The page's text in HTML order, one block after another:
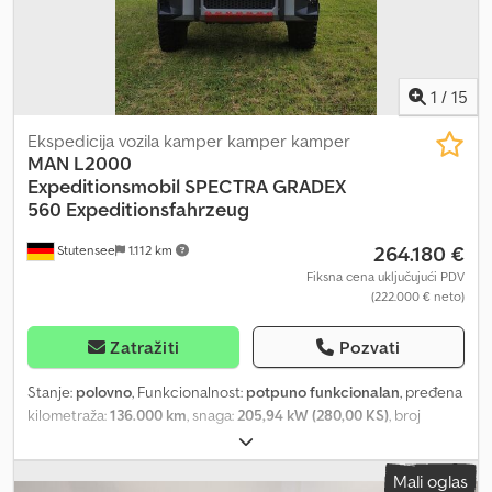
1 / 15
Stutensee 1.112 km
Ekspedicija vozila kamper kamper kamper
MAN L2000
Expeditionsmobil SPECTRA GRADEX
560 Expeditionsfahrzeug
264.180 €
Fiksna cena uključujući PDV
(222.000 € neto)
Zatražiti Pozvati
Stanje: polovno, Funkcionalnost: potpuno funkcionalan, pređena
kilometraža:136.000 km, snaga:205,94 kW (280,00 KS), broj
, vrsta goriva:
mehanički, boja:siva, prva registracija:04/1998, ukupna dužina:
8.600 mm, ukupna širina:2.550 mm, ukupna visina: 3.800 mm,
Mali oglas